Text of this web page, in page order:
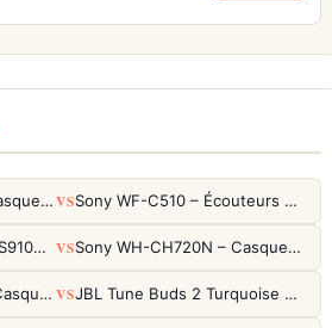
Sony WH-CH720N – Casque ANC 35h, Ultra-léger (192g) avec Processeur V1 VS Sony WF-C510 – Écouteurs True Wireless compacts, autonomie 22h et multipoint
Sony LinkBuds Fit WFLS910NW Blanc – Écouteurs Sport Ailes ANC VS Sony WH-CH720N – Casque ANC 35h, Ultra-léger (192g) avec Processeur V1
POGS The Elephant – Casque Filaire Enfants 85dB POGS-Safe™ (Éco-Responsable) VS JBL Tune Buds 2 Turquoise – Écouteurs True Wireless avec ANC et autonomie 48h